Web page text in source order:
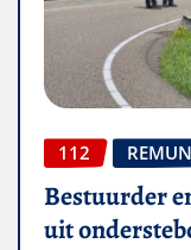
112
Bestuurder
uit